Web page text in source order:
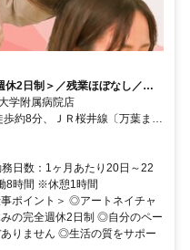
休2日制＞／残業ほぼなし／完
お仕事／ブランクがある方・
です！
学附属病院店
約8分、ＪＲ桜井線〔万葉まほ
、近鉄橿原線 大和八木南口徒
日数：1ヶ月あたり20日～22
8時間 ※休憩1時間
ポイント＞ ◎アートネイチャ
の完全週休2日制 ◎自分のペー
りません ◎生活の質をサポー